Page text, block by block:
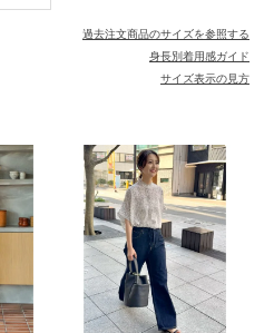
過去注文商品のサイズを参照する
身長別着用感ガイド
サイズ表示の見方